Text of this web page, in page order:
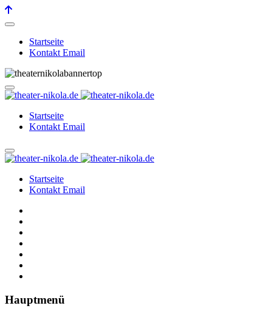
Startseite
Kontakt Email
Startseite
Kontakt Email
Startseite
Kontakt Email
Hauptmenü